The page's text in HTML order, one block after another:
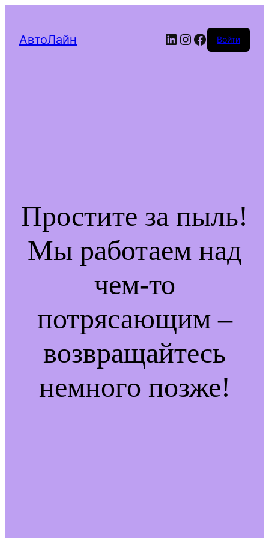
АвтоЛайн LinkedIn
Instagram
Facebook
Войти
Простите за пыль!
Мы работаем над
чем-то
потрясающим –
возвращайтесь
немного позже!